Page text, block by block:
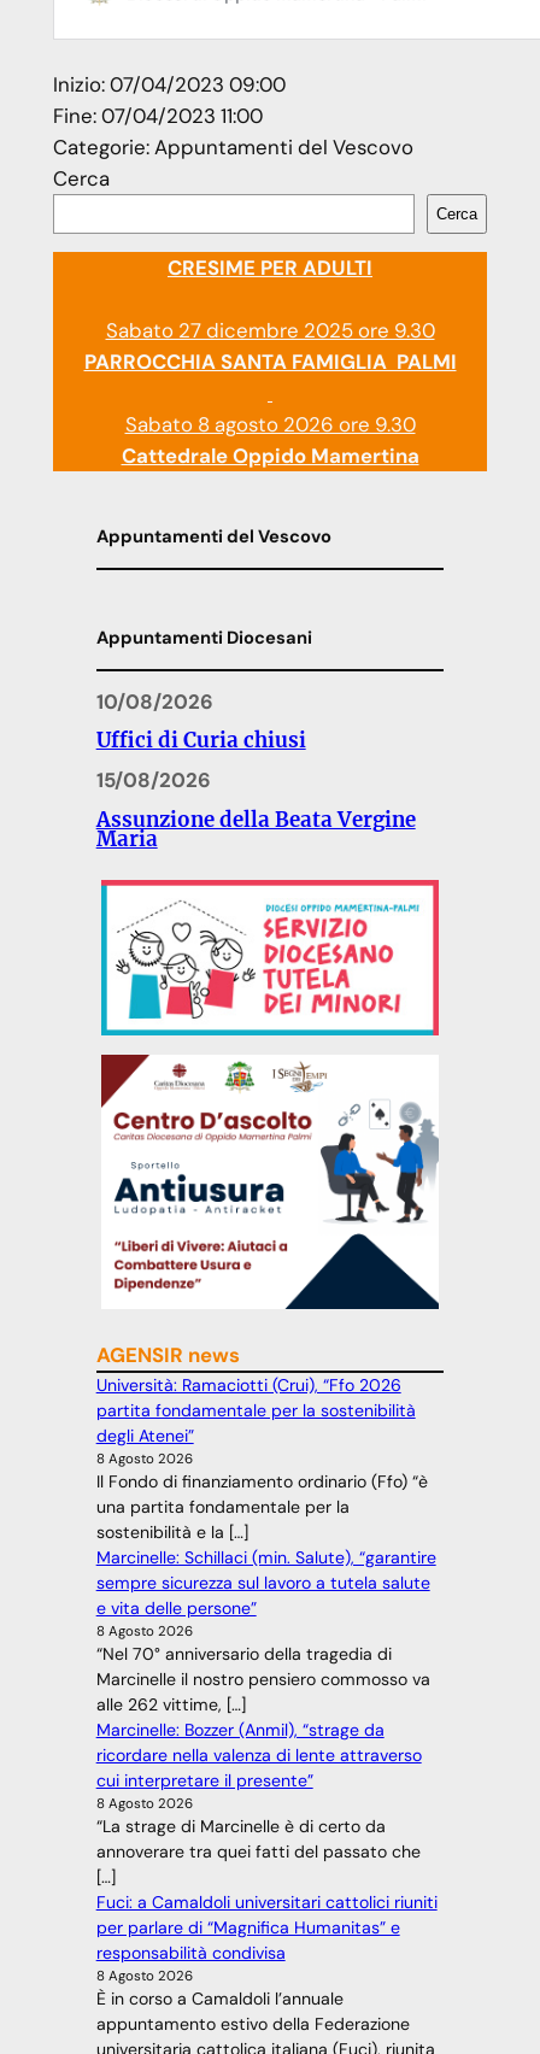
Inizio:07/04/2023 09:00
Fine:07/04/2023 11:00
Categorie:Appuntamenti del Vescovo
Cerca
Cerca
CRESIME PER ADULTI
Sabato 27 dicembre 2025 ore 9.30
PARROCCHIA SANTA FAMIGLIA PALMI
Sabato 8 agosto 2026 ore 9.30
Cattedrale Oppido Mamertina
Appuntamenti del Vescovo
Appuntamenti Diocesani
10/08/2026
Uffici di Curia chiusi
15/08/2026
Assunzione della Beata Vergine
Maria
AGENSIR news
Università: Ramaciotti (Crui), “Ffo 2026
partita fondamentale per la sostenibilità
degli Atenei”
8 Agosto 2026
Il Fondo di finanziamento ordinario (Ffo) “è
una partita fondamentale per la
sostenibilità e la […]
Marcinelle: Schillaci (min. Salute), “garantire
sempre sicurezza sul lavoro a tutela salute
e vita delle persone”
8 Agosto 2026
“Nel 70° anniversario della tragedia di
Marcinelle il nostro pensiero commosso va
alle 262 vittime, […]
Marcinelle: Bozzer (Anmil), “strage da
ricordare nella valenza di lente attraverso
cui interpretare il presente”
8 Agosto 2026
“La strage di Marcinelle è di certo da
annoverare tra quei fatti del passato che
[…]
Fuci: a Camaldoli universitari cattolici riuniti
per parlare di “Magnifica Humanitas” e
responsabilità condivisa
8 Agosto 2026
È in corso a Camaldoli l’annuale
appuntamento estivo della Federazione